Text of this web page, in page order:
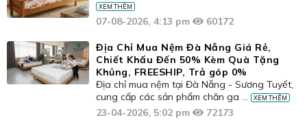
XEM THÊM
07-08-2026, 4:13 pm 60172
Địa Chỉ Mua Nệm Đà Nẵng Giá Rẻ,
Chiết Khấu Đến 50% Kèm Quà Tặng
Khủng, FREESHIP, Trả góp 0%
Địa chỉ mua nệm tại Đà Nẵng - Sương Tuyết,
cung cấp các sản phẩm chăn ga ...
XEM THÊM
23-04-2026, 5:02 pm 72173